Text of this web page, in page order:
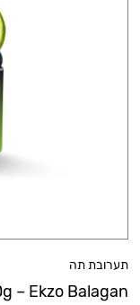
תערובת תה
– Ekzo Balagan